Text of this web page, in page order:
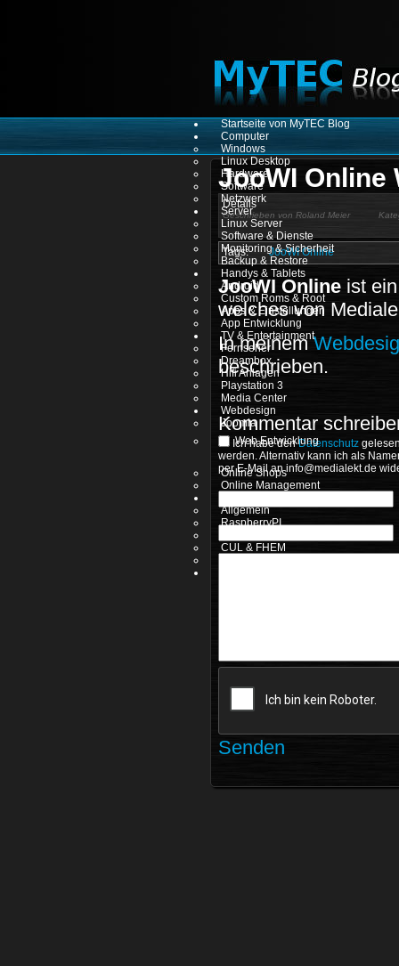
Startseite von MyTEC Blog
Computer
Windows
Linux Desktop
Hardware
Software
Netzwerk
Server
Linux Server
Software & Dienste
Monitoring & Sicherheit
Backup & Restore
Handys & Tablets
Android
Custom Roms & Root
Apps & Einstellungen
App Entwicklung
TV & Entertainment
Fernseher
Dreambox
Hifi Anlagen
Playstation 3
Media Center
Webdesign
Joomla
Web Entwicklung
Online Shops
Online Management
Allgemein
RaspberryPI
CUL & FHEM
JooWI Online
Details
Geschrieben von Roland Meier
JooWI Online
JooWI Online ist
welches von
In meinem
beschrieben.
Kommentar
Ich habe denDatenschutz
werden. Alternativ kann ich als
per E-Mail an
Senden